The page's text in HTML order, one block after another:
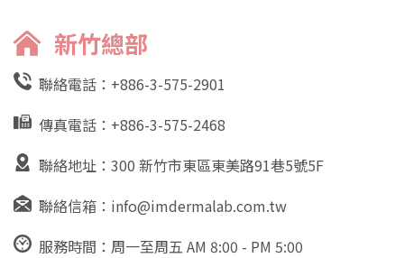
新竹總部
聯絡電話： +886-3-575-2901
傳真電話：+886-3-575-2468
聯絡地址：300 新竹市東區東美路91巷5號5F
聯絡信箱： info@imdermalab.com.tw
服務時間：周一至周五 AM 8:00 - PM 5:00